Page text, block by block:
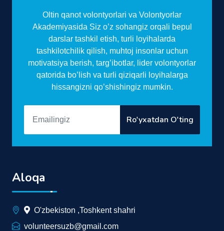
Oltin qanot volontyorlari va Volontyorlar
Akademiyasida Siz o’z sohangiz orqali bepul
darslar tashkil etish, turli loyihalarda
tashkilotchilik qilish, muhtoj insonlar uchun
motivatsiya berish, targ’ibotlar, lider volontyorlar
qatorida bo’lish va turli qiziqarli loyihalarga
hissangizni qo’shishingiz mumkin.
Ro'yxatdan O'ting
Aloqa
O'zbekiston ,Toshkent shahri
volunteersuzb@gmail.com